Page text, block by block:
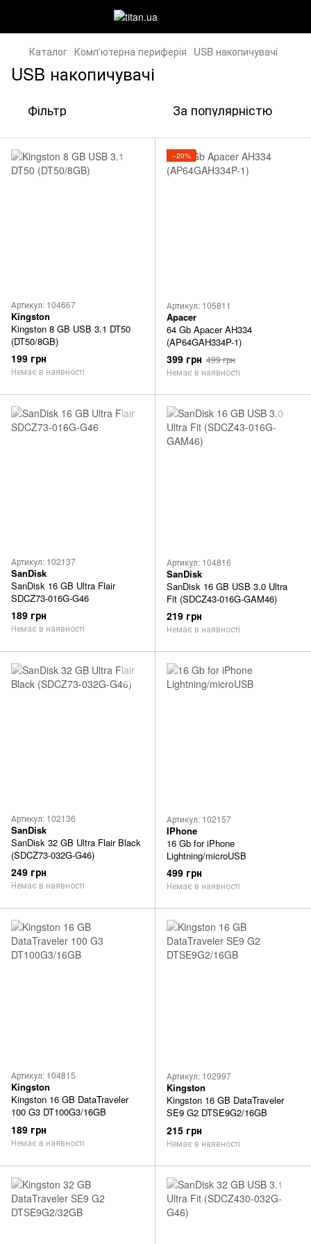
Каталог Комп'ютерна периферія USB накопичувачі
USB накопичувачі
Фільтр За популярністю
Артикул: 104667
Kingston
Kingston 8 GB USB 3.1 DT50
(DT50/8GB)
199 грн
Немає в наявності
−20%
Артикул: 105811
Apacer
64 Gb Apacer AH334
(AP64GAH334P-1)
399 грн 499 грн
Немає в наявності
Артикул: 102137
SanDisk
SanDisk 16 GB Ultra Flair
SDCZ73-016G-G46
189 грн
Немає в наявності
Артикул: 104816
SanDisk
SanDisk 16 GB USB 3.0 Ultra
Fit (SDCZ43-016G-GAM46)
219 грн
Немає в наявності
Артикул: 102136
SanDisk
SanDisk 32 GB Ultra Flair Black
(SDCZ73-032G-G46)
249 грн
Немає в наявності
Артикул: 102157
IPhone
16 Gb for iPhone
Lightning/microUSB
499 грн
Немає в наявності
Артикул: 104815
Kingston
Kingston 16 GB DataTraveler
100 G3 DT100G3/16GB
189 грн
Немає в наявності
Артикул: 102997
Kingston
Kingston 16 GB DataTraveler
SE9 G2 DTSE9G2/16GB
215 грн
Немає в наявності